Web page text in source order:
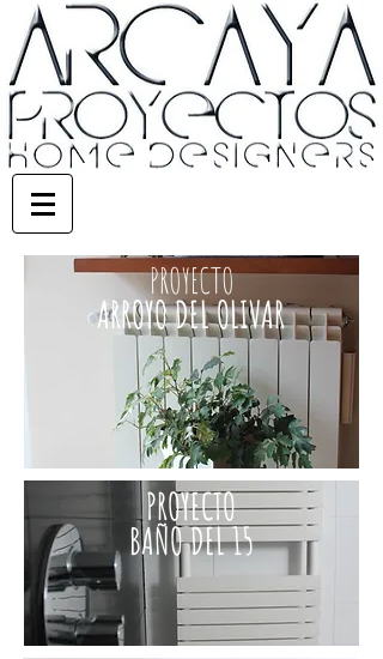
PROYECTO
ARROYO DEL OLIVAR
PROYECTO
BAÑO DEL 15